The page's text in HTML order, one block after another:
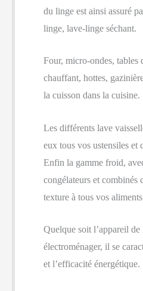
du linge est ainsi assuré
linge, lave-linge séchant.
Four, micro-ondes, tables
chauffant, hottes,
la cuisson dans la cuisine.
Les différents lave
eux tous vos ustensiles et
Enfin la gamme froid,
congélateurs et combinés
texture à tous vos
Quelque soit l’appareil de
électroménager, il se
et l’efficacité énergétique.